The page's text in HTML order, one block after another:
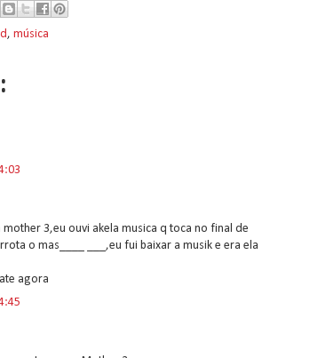
, música
3,eu ouvi akela musica q toca no final de
o mas____ ___,eu fui baixar a musik e era ela
agora